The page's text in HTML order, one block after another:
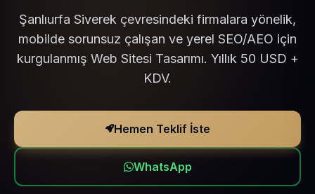
Şanlıurfa Siverek çevresindeki firmalara yönelik,
mobilde sorunsuz çalışan ve yerel SEO/AEO için
kurgulanmış Web Sitesi Tasarımı. Yıllık 50 USD +
KDV.
Hemen Teklif İste
WhatsApp